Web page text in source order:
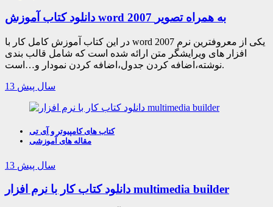
دانلود کتاب آموزش word 2007 به همراه تصویر
در این کتاب آموزش کامل کار با word 2007 یکی از معروفترین نرم
افزار های ویرایشگر متن ارائه شده است که شامل قالب بندی
نوشته،اضافه کردن جدول،اضافه کردن نمودار و…است.
13 سال پیش
کتاب های کامپیوتر و آی تی
مقاله های آموزشی
13 سال پیش
دانلود کتاب کار با نرم افزار multimedia builder